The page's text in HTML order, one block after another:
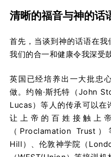
清晰的福音与神的话
首先，当谈到神的话语在我
我们的合一和健康令我深受鼓
英国已经培养出一大批忠
做。约翰·斯托特（John
Lucas）等人的传承可以在
让上帝的百姓接触上
（Proclamation Trust
Hill）、伦敦神学院（